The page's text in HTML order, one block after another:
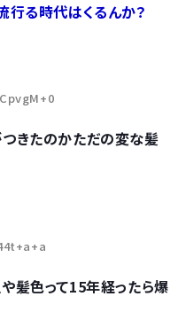
行る時代はくるんか？
きたのかただの変な髪
髪色って15年経ったら爆